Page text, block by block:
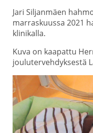
Jari Siljanmäen
marraskuussa 2021
klinikalla.
Kuva on kaapattu
joulutervehdyksestä